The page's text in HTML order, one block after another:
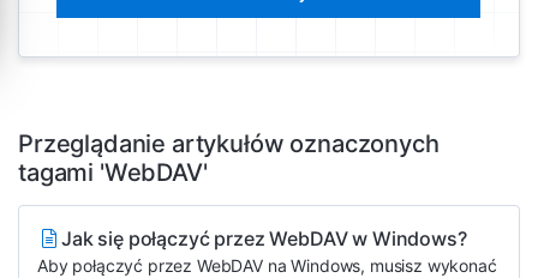
Przeglądanie artykułów oznaczonych
tagami 'WebDAV'
Jak się połączyć przez WebDAV w Windows?
Aby połączyć przez WebDAV na Windows, musisz wykonać